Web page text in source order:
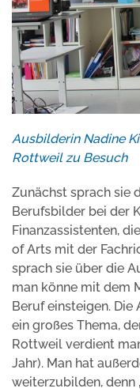
Ausbilderin Nadine
Rottweil zu Besuch
Zunächst sprach sie
Berufsbilder bei der
Finanzassistenten,
of Arts mit der
sprach sie über die
man könne mit dem
Beruf einsteigen.
ein großes Thema,
Rottweil verdient
Jahr). Man hat
weiterzubilden, denn